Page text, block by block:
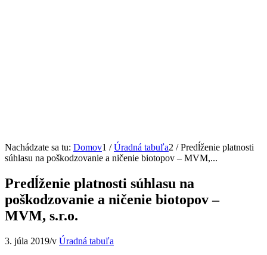
Nachádzate sa tu: Domov1 / Úradná tabuľa2 / Predĺženie platnosti
súhlasu na poškodzovanie a ničenie biotopov – MVM,...
Predĺženie platnosti súhlasu na
poškodzovanie a ničenie biotopov –
MVM, s.r.o.
3. júla 2019/v Úradná tabuľa